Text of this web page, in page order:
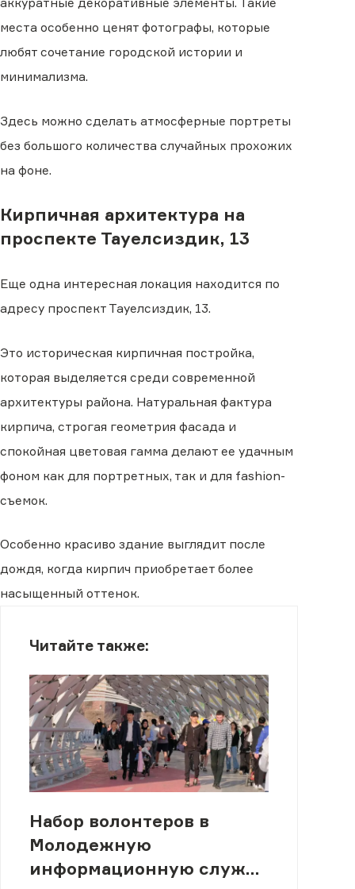
места особенно ценят фотографы, которые
любят сочетание городской истории и
минимализма.
Здесь можно сделать атмосферные портреты
без большого количества случайных прохожих
на фоне.
Кирпичная архитектура на
проспекте Тауелсиздик, 13
Еще одна интересная локация находится по
адресу проспект Тауелсиздик, 13.
Это историческая кирпичная постройка,
которая выделяется среди современной
архитектуры района. Натуральная фактура
кирпича, строгая геометрия фасада и
спокойная цветовая гамма делают ее удачным
фоном как для портретных, так и для fashion-
съемок.
Особенно красиво здание выглядит после
дождя, когда кирпич приобретает более
насыщенный оттенок.
Читайте также:
Набор волонтеров в
Молодежную
информационную службу